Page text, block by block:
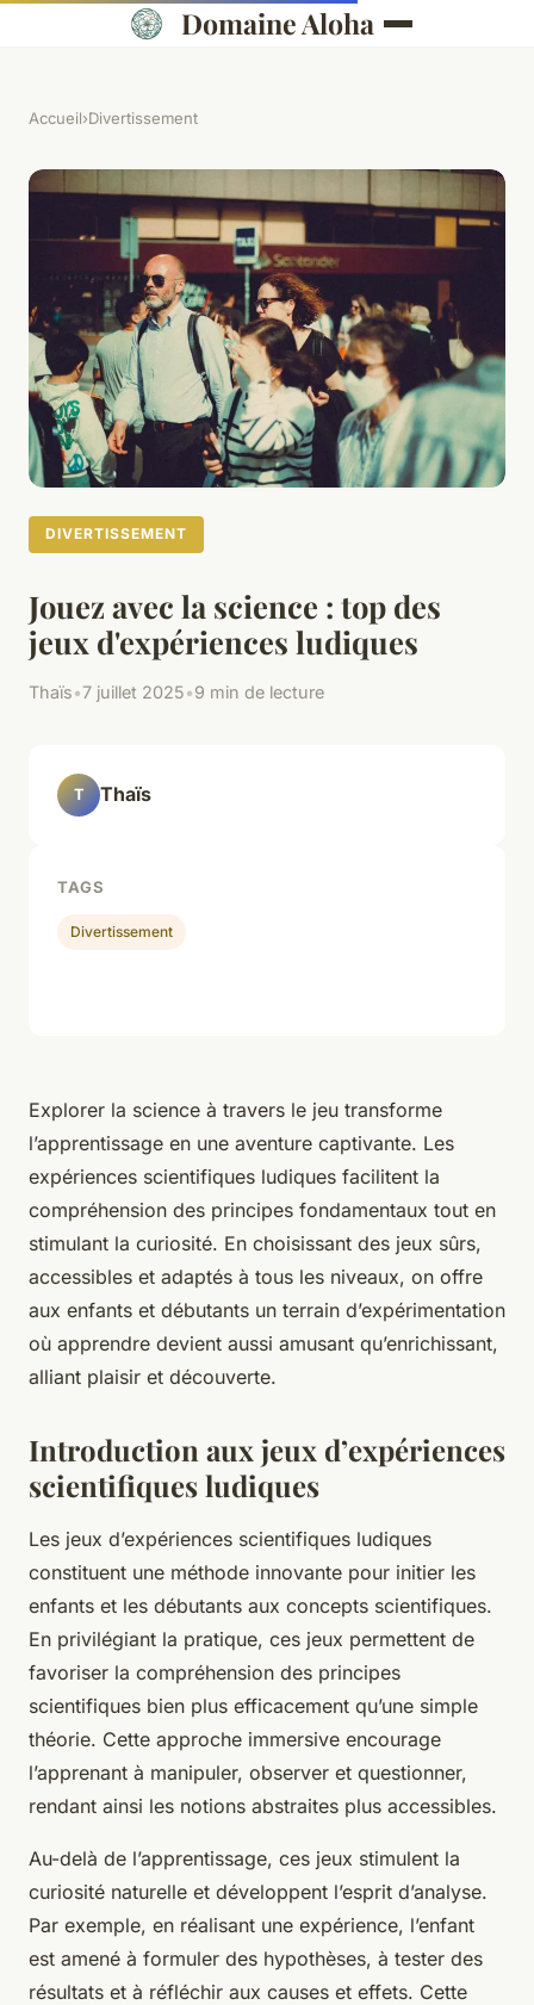
Domaine Aloha
Accueil›Divertissement
DIVERTISSEMENT
Jouez avec la science : top des
jeux d'expériences ludiques
Thaïs•7 juillet 2025•9 min de lecture
Explorer la science à travers le jeu transforme
l’apprentissage en une aventure captivante. Les
expériences scientifiques ludiques facilitent la
compréhension des principes fondamentaux tout en
stimulant la curiosité. En choisissant des jeux sûrs,
accessibles et adaptés à tous les niveaux, on offre
aux enfants et débutants un terrain d’expérimentation
où apprendre devient aussi amusant qu’enrichissant,
alliant plaisir et découverte.
Introduction aux jeux d’expériences
scientifiques ludiques
Les jeux d’expériences scientifiques ludiques
constituent une méthode innovante pour initier les
enfants et les débutants aux concepts scientifiques.
En privilégiant la pratique, ces jeux permettent de
favoriser la compréhension des principes
scientifiques bien plus efficacement qu’une simple
théorie. Cette approche immersive encourage
l’apprenant à manipuler, observer et questionner,
rendant ainsi les notions abstraites plus accessibles.
Au-delà de l’apprentissage, ces jeux stimulent la
curiosité naturelle et développent l’esprit d’analyse.
Par exemple, en réalisant une expérience, l’enfant
est amené à formuler des hypothèses, à tester des
résultats et à réfléchir aux causes et effets. Cette
T Thaïs
TAGS
Divertissement